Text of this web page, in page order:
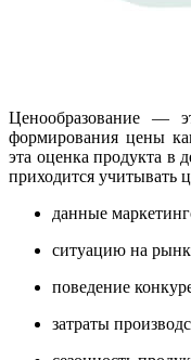
Ценообразование —
формирования цены
эта оценка продукта в
приходится учитывать
данные маркетинг
ситуацию на
поведение
затраты